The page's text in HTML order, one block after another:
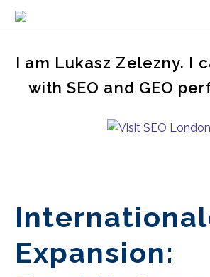
I am Lukasz Zelezny. I
with SEO and GEO
Expansion: